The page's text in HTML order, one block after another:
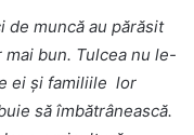
muncă au părăsit
bun. Tulcea nu le-
ei și familiile lor
să îmbătrânească.